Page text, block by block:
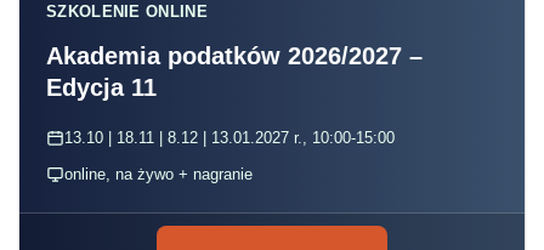
SZKOLENIE ONLINE
Akademia podatków 2026/2027 –
Edycja 11
13.10 | 18.11 | 8.12 | 13.01.2027 r., 10:00-15:00
online, na żywo + nagranie